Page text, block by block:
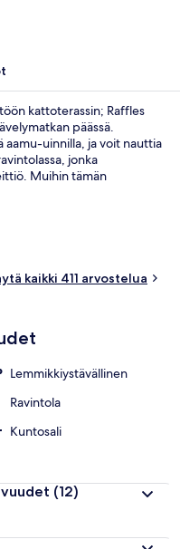
kattoterassin; Raffles
päässä.
aamu-uinnilla, ja voit nauttia
jonka
Muihin tämän
Matkailijat arvostavat
hyvää sijaintia. Julkisen
kävelymatkan päässä:
Downtown-asema 6
kaikki 411 arvostelua
Lemmikkiystävällinen
Ravintola
Kuntosali
(12)